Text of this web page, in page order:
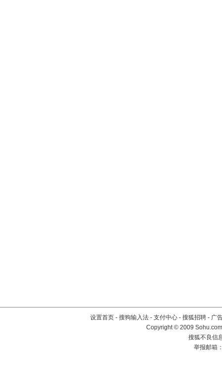
设置首页 - 搜狗输入法 - 支付中心 - 搜狐招聘 - 广
Copyright © 2009
搜狐不良信
举报邮箱